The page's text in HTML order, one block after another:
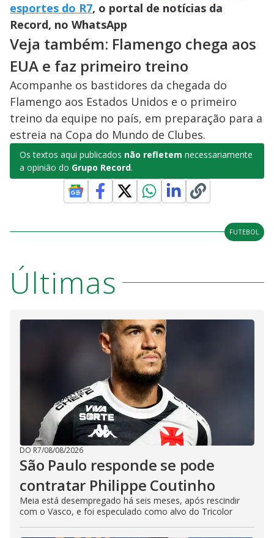
esportes do R7, o portal de notícias da
Record, no WhatsApp
Veja também: Flamengo chega aos
EUA e faz primeiro treino
Acompanhe os bastidores da chegada do
Flamengo aos Estados Unidos e o primeiro
treino da equipe no país, em preparação para a
estreia na Copa do Mundo de Clubes.
Os textos aqui publicados não refletem necessariamente
a opinião do Grupo Record.
FUTEBOL
Últimas
DO R7/08/08/2026
São Paulo responde se pode
contratar Philippe Coutinho
Meia está desempregado há seis meses, após rescindir
com o Vasco, e foi especulado como alvo do Tricolor